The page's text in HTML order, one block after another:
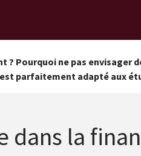
Pourquoi ne pas
parfaitement adapté aux
dans la